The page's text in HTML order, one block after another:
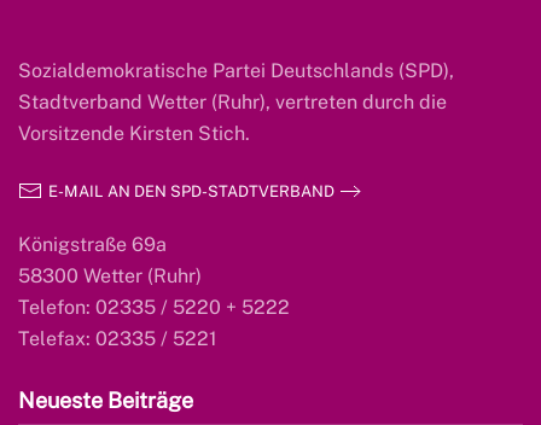
Sozialdemokratische Partei Deutschlands (SPD),
Stadtverband Wetter (Ruhr), vertreten durch die
Vorsitzende Kirsten Stich.
E-MAIL AN DEN SPD-STADTVERBAND
Königstraße 69a
58300 Wetter (Ruhr)
Telefon: 02335 / 5220 + 5222
Telefax: 02335 / 5221
Neueste Beiträge